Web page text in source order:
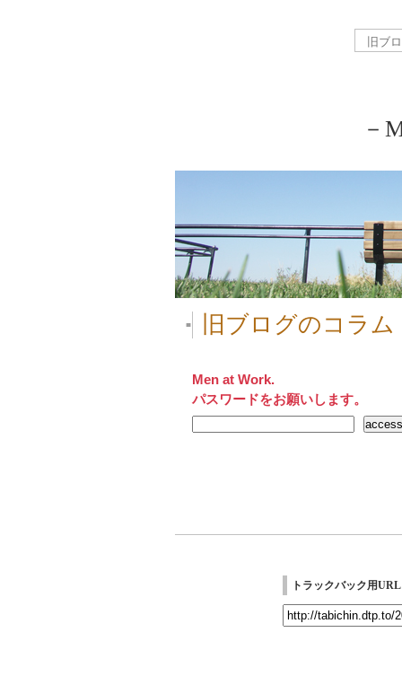
－
■ 旧ブログのコラ
Men at Work.
パスワードをお願いします。
トラックバック用URL